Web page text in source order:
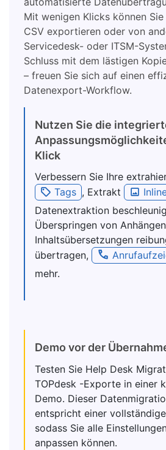
Mit wenigen Klicks können
CSV exportieren oder von
Servicedesk- oder ITSM-
Schluss mit dem lästigen
– freuen Sie sich auf einen
Datenexport-Workflow.
Nutzen Sie die
Klick
Verbessern Sie Ihre
Tags , Extrakt
Datenextraktion
Überspringen von
Inhaltsübersetzungen
übertragen,
mehr.
Demo vor der
Testen Sie Help Desk
TOPdesk -Exporte in einer
Demo. Dieser
entspricht einer
sodass Sie alle
anpassen können.